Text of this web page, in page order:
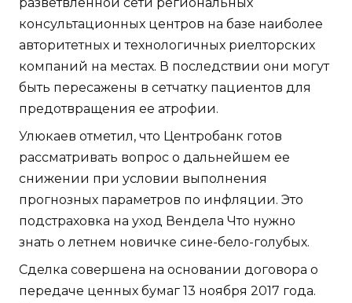
консультационных центров на базе наиболее
авторитетных и технологичных риелторских
компаний на местах. В последствии они могут
быть пересажены в сетчатку пациентов для
предотвращения ее атрофии.
Улюкаев отметил, что Центробанк готов
рассматривать вопрос о дальнейшем ее
снижении при условии выполнения
прогнозных параметров по инфляции. Это
подстраховка на уход Вендела Что нужно
знать о летнем новичке сине-бело-голубых.
Сделка совершена на основании договора о
передаче ценных бумаг 13 ноября 2017 года.